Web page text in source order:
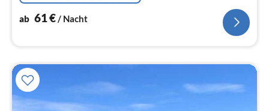
ab 61€ / Nacht